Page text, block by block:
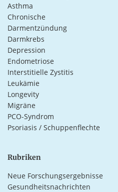
Asthma
Chronische
Darmentzündung
Darmkrebs
Depression
Endometriose
Interstitielle Zystitis
Leukämie
Longevity
Migräne
PCO-Syndrom
Psoriasis / Schuppenflechte
Rubriken
Neue Forschungsergebnisse
Gesundheitsnachrichten